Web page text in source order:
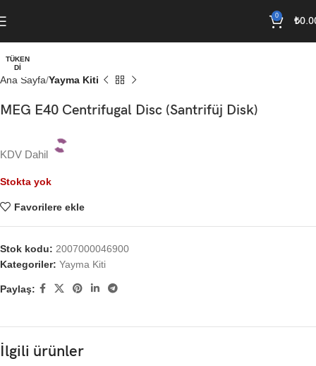
0 ₺
TÜKEN
DI
Ana Sayfa Yayma Kiti
MEG E40 Centrifugal Disc (Santrifüj Disk)
KDV Dahil
Stokta yok
Favorilere ekle
Stok kodu: 2007000046900
Kategoriler: Yayma Kiti
Paylaş:
İlgili ürünler